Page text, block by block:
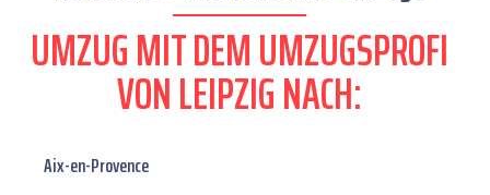
UMZUG MIT DEM UMZUGSPROFI
VON LEIPZIG NACH:
Aix-en-Provence